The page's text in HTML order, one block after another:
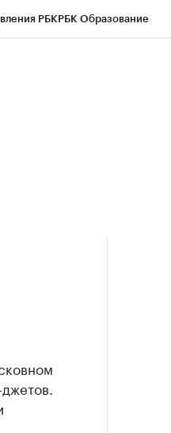
РБКРБК Образование